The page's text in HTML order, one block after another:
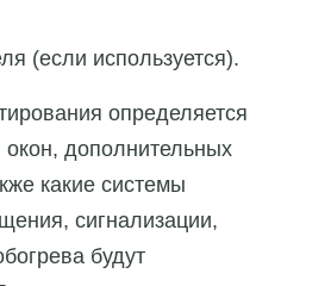
(если используется).
определяется
окон, дополнительных
какие системы
сигнализации,
будут